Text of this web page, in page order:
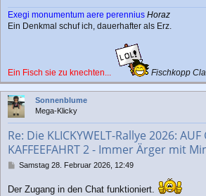
Exegi monumentum aere perennius Horaz
Ein Denkmal schuf ich, dauerhafter als Erz.
Ein Fisch sie zu knechten... Fischkopp
Sonnenblume
Mega-Klicky
Re: Die KLICKYWELT-Rallye 2026: AUF
KAFFEEFAHRT 2 - Immer Ärger mit
BSamstag 28. Februar 2026, 12:49
Der Zugang in den Chat funktioniert.